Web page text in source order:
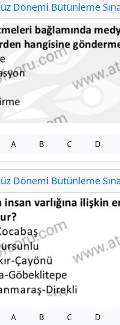
Dönemi Bütünleme
A B C D
Dönemi Bütünleme
A B C D